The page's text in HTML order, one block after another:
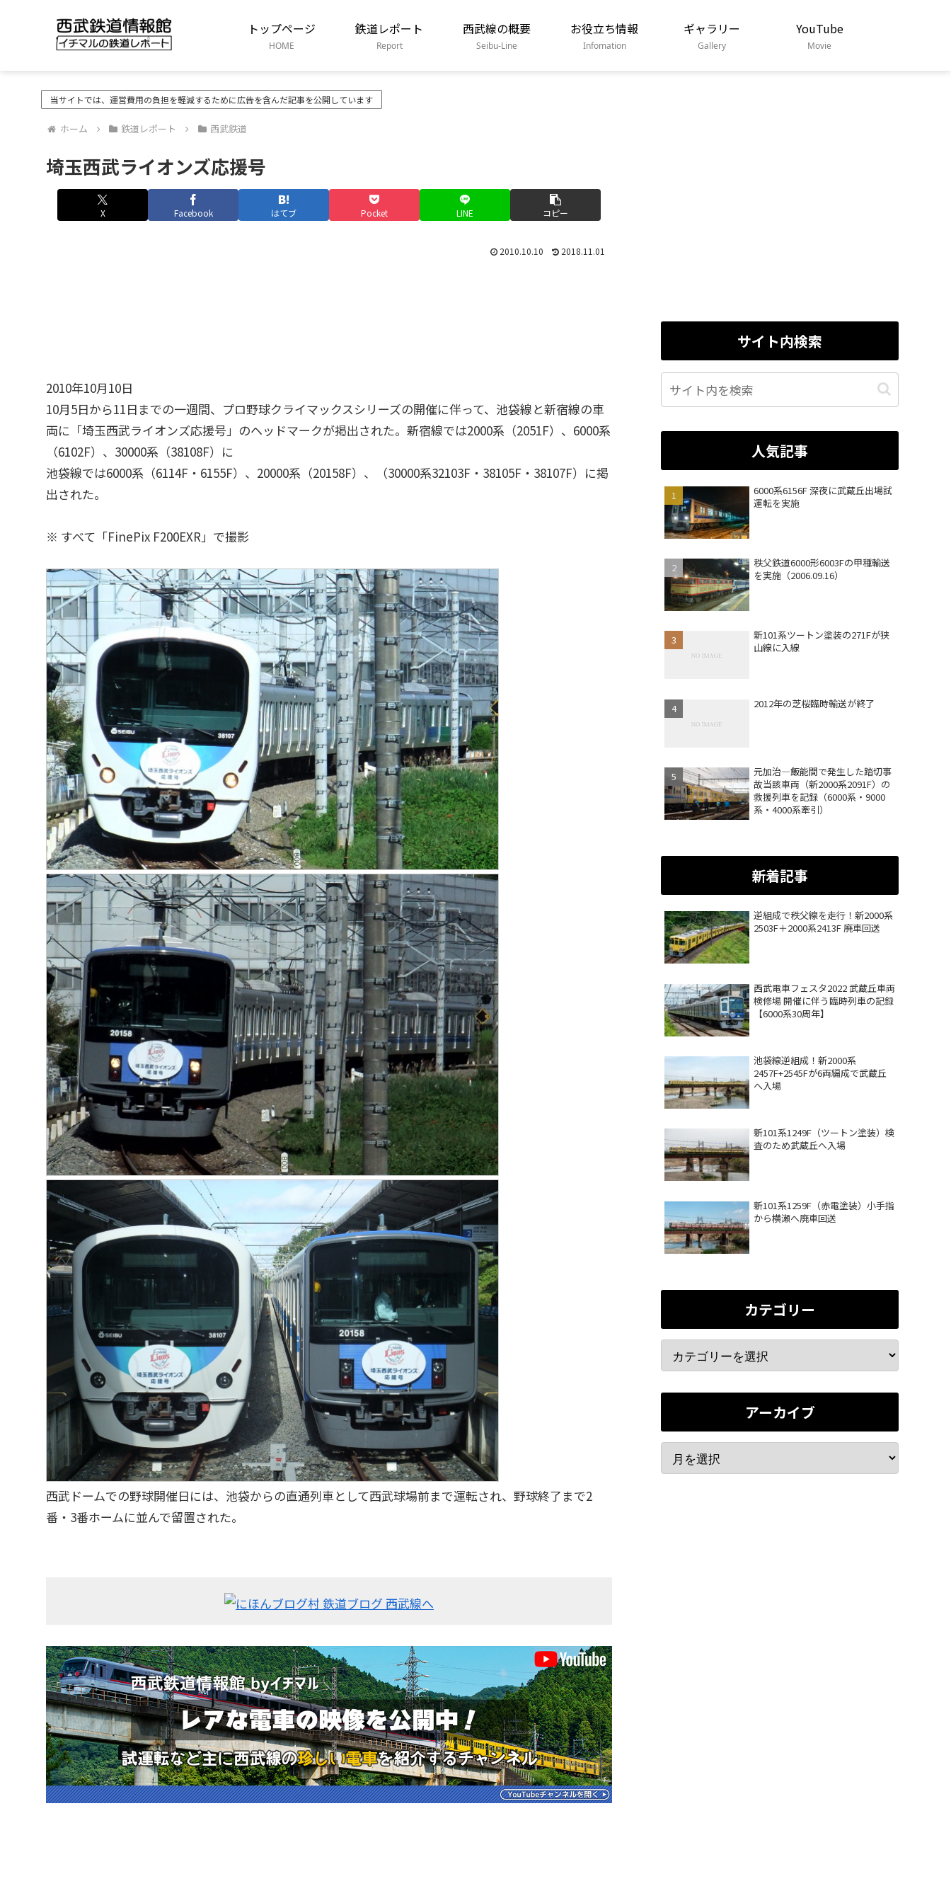
トップページ
HOME
鉄道レポート
Report
西武線の概要
Seibu-Line
お役立ち情報
Infomation
ギャラリー
Gallery
YouTube
Movie
当サイトでは、運営費用の負担を軽減するために広告を含んだ記事を公開しています
ホーム 鉄道レポート 西武鉄道
埼玉西武ライオンズ応援号
X Facebook はてブ Pocket LINE コピー
2010.10.10 2018.11.01
2010年10月10日
10月5日から11日までの一週間、プロ野球クライマックスシリーズの開催に伴って、池袋線と新宿線の車
両に「埼玉西武ライオンズ応援号」のヘッドマークが掲出された。新宿線では2000系（2051F）、6000系
（6102F）、30000系（38108F）に
池袋線では6000系（6114F・6155F）、20000系（20158F）、（30000系32103F・38105F・38107F）に掲
出された。
※ すべて「FinePix F200EXR」で撮影
西武ドームでの野球開催日には、池袋からの直通列車として西武球場前まで運転され、野球終了まで2
番・3番ホームに並んで留置された。
サイト内検索
人気記事
6000系6156F 深夜に武蔵丘出場試
運転を実施
秩父鉄道6000形6003Fの甲種輸送
を実施（2006.09.16）
新101系ツートン塗装の271Fが狭
山線に入線
2012年の芝桜臨時輸送が終了
元加治―飯能間で発生した踏切事
故当該車両（新2000系2091F）の
救援列車を記録（6000系・9000
系・4000系牽引）
新着記事
逆組成で秩父線を走行！新2000系
2503F＋2000系2413F 廃車回送
西武電車フェスタ2022 武蔵丘車両
検修場 開催に伴う臨時列車の記録
【6000系30周年】
池袋線逆組成！新2000系
2457F+2545Fが6両編成で武蔵丘
へ入場
新101系1249F（ツートン塗装）検
査のため武蔵丘へ入場
新101系1259F（赤電塗装）小手指
から横瀬へ廃車回送
カテゴリー
アーカイブ